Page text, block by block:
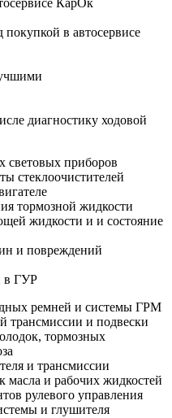
диагностику ходовой
световых приборов
стеклоочистителей
тормозной жидкости
жидкости и и состояние
и повреждений
в ГУР
ремней и системы ГРМ
трансмиссии и подвески
тормозных
и трансмиссии
масла и рабочих жидкостей
рулевого управления
и глушителя